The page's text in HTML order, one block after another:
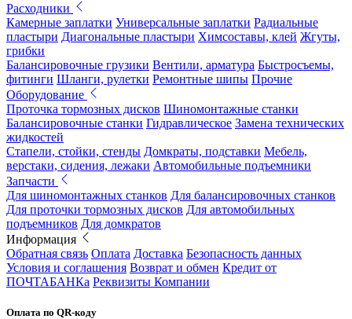
Расходники
Камерные заплатки Универсальные заплатки Радиальные
пластыри Диагональные пластыри Химсоставы, клей Жгуты,
грибки
Балансировочные грузики Вентили, арматура Быстросъемы,
фитинги Шланги, рулетки Ремонтные шипы Прочие
Оборудование
Проточка тормозных дисков Шиномонтажные станки
Балансировочные станки Гидравлическое Замена технических
жидкостей
Стапели, стойки, стенды Домкраты, подставки Мебель,
верстаки, сидения, лежаки Автомобильные подъемники
Запчасти
Для шиномонтажных станков Для балансировочных станков
Для проточки тормозных дисков Для автомобильных
подъемников Для домкратов
Информация
Обратная связь Оплата Доставка Безопасность данных
Условия и соглашения Возврат и обмен Кредит от
ПОЧТАБАНКа Реквизиты Компании
Оплата по QR-коду